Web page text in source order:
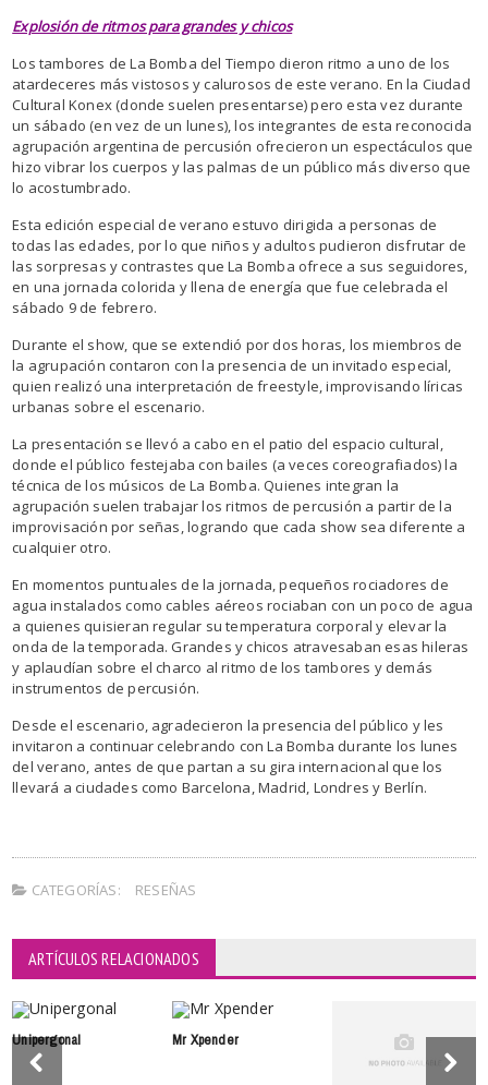
Explosión de ritmos para grandes y chicos
Los tambores de La Bomba del Tiempo dieron ritmo a uno de los
atardeceres más vistosos y calurosos de este verano. En la Ciudad
Cultural Konex (donde suelen presentarse) pero esta vez durante
un sábado (en vez de un lunes), los integrantes de esta reconocida
agrupación argentina de percusión ofrecieron un espectáculos que
hizo vibrar los cuerpos y las palmas de un público más diverso que
lo acostumbrado.
Esta edición especial de verano estuvo dirigida a personas de
todas las edades, por lo que niños y adultos pudieron disfrutar de
las sorpresas y contrastes que La Bomba ofrece a sus seguidores,
en una jornada colorida y llena de energía que fue celebrada el
sábado 9 de febrero.
Durante el show, que se extendió por dos horas, los miembros de
la agrupación contaron con la presencia de un invitado especial,
quien realizó una interpretación de freestyle, improvisando líricas
urbanas sobre el escenario.
La presentación se llevó a cabo en el patio del espacio cultural,
donde el público festejaba con bailes (a veces coreografiados) la
técnica de los músicos de La Bomba. Quienes integran la
agrupación suelen trabajar los ritmos de percusión a partir de la
improvisación por señas, logrando que cada show sea diferente a
cualquier otro.
En momentos puntuales de la jornada, pequeños rociadores de
agua instalados como cables aéreos rociaban con un poco de agua
a quienes quisieran regular su temperatura corporal y elevar la
onda de la temporada. Grandes y chicos atravesaban esas hileras
y aplaudían sobre el charco al ritmo de los tambores y demás
instrumentos de percusión.
Desde el escenario, agradecieron la presencia del público y les
invitaron a continuar celebrando con La Bomba durante los lunes
del verano, antes de que partan a su gira internacional que los
llevará a ciudades como Barcelona, Madrid, Londres y Berlín.
CATEGORÍAS: RESEÑAS
ARTÍCULOS RELACIONADOS
Unipergonal Mr Xpender